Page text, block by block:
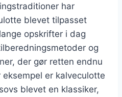
har
blevet tilpasset
opskrifter i dag
og
der gør retten endnu
er kalveculotte
blevet en klassiker,